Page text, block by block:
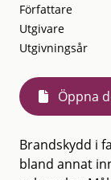
Författare
Utgivare
Utgivningsår
Öppna
Brandskydd i
bland annat